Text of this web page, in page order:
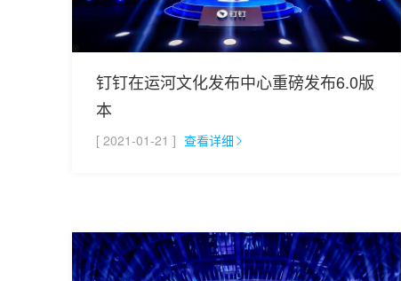
钉钉在运河文化发布中心重磅发布6.0版
本
[ 2021-01-21 ] 查看详细